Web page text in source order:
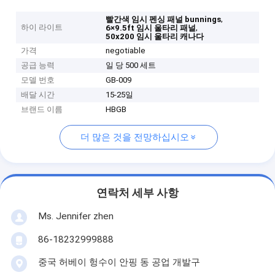
하이 라이트
빨간색 임시 펜싱 패널 bunnings,
6×9.5ft 임시 울타리 패널,
50x200 임시 울타리 캐나다
가격
negotiable
공급 능력
일 당 500 세트
모델 번호
GB-009
배달 시간
15-25일
브랜드 이름
HBGB
더 많은 것을 전망하십시오
연락처 세부 사항
Ms. Jennifer zhen
86-18232999888
중국 허베이 헝수이 안핑 동 공업 개발구